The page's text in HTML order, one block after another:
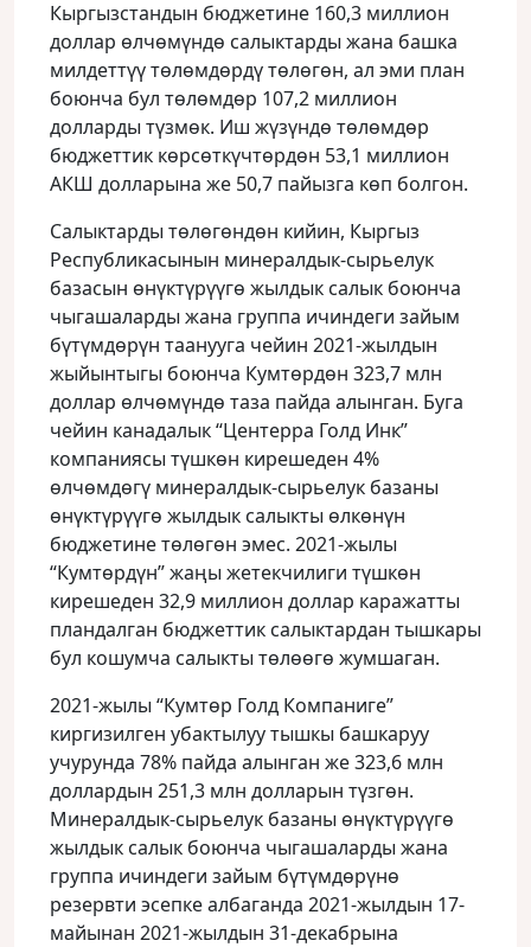
Кыргызстандын бюджетине 160,3 миллион
доллар өлчөмүндө салыктарды жана башка
милдеттүү төлөмдөрдү төлөгөн, ал эми план
боюнча бул төлөмдөр 107,2 миллион
долларды түзмөк. Иш жүзүндө төлөмдөр
бюджеттик көрсөткүчтөрдөн 53,1 миллион
АКШ долларына же 50,7 пайызга көп болгон.
Салыктарды төлөгөндөн кийин, Кыргыз
Республикасынын минералдык-сырьелук
базасын өнүктүрүүгө жылдык салык боюнча
чыгашаларды жана группа ичиндеги зайым
бүтүмдөрүн таанууга чейин 2021-жылдын
жыйынтыгы боюнча Кумтөрдөн 323,7 млн
доллар өлчөмүндө таза пайда алынган. Буга
чейин канадалык “Центерра Голд Инк”
компаниясы түшкөн кирешеден 4%
өлчөмдөгү минералдык-сырьелук базаны
өнүктүрүүгө жылдык салыкты өлкөнүн
бюджетине төлөгөн эмес. 2021-жылы
“Кумтөрдүн” жаңы жетекчилиги түшкөн
кирешеден 32,9 миллион доллар каражатты
пландалган бюджеттик салыктардан тышкары
бул кошумча салыкты төлөөгө жумшаган.
2021-жылы “Кумтөр Голд Компаниге”
киргизилген убактылуу тышкы башкаруу
учурунда 78% пайда алынган же 323,6 млн
доллардын 251,3 млн долларын түзгөн.
Минералдык-сырьелук базаны өнүктүрүүгө
жылдык салык боюнча чыгашаларды жана
группа ичиндеги зайым бүтүмдөрүнө
резервти эсепке албаганда 2021-жылдын 17-
майынан 2021-жылдын 31-декабрына